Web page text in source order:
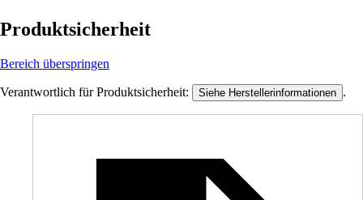
Produktsicherheit
Bereich überspringen
Verantwortlich für Produktsicherheit: Siehe Herstellerinformationen .